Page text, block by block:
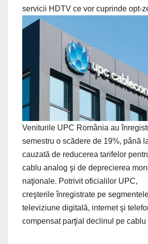
servicii HDTV ce vor cuprinde opt-
Veniturile UPC România au
semestru o scădere de 19%, până
cauzată de reducerea tarifelor
cablu analog şi de deprecierea
naţionale. Potrivit oficialilor UPC,
creşterile înregistrate pe
televiziune digitală, internet şi
compensat parţial declinul pe cablu